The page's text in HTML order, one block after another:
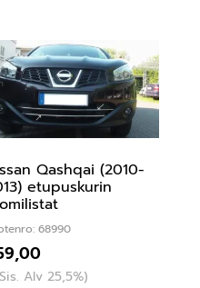
Qashqai (2010-
etupuskurin
68990
Alv 25,5%)